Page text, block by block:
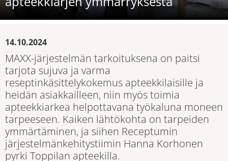
14.10.2024
MAXX-järjestelmän tarkoituksena on paitsi
tarjota sujuva ja varma
reseptinkäsittelykokemus apteekkilaisille ja
heidän asiakkailleen, niin myös toimia
apteekkiarkea helpottavana työkaluna moneen
tarpeeseen. Kaiken lähtökohta on tarpeiden
ymmärtäminen, ja siihen Receptumin
järjestelmänkehitystiimin Hanna Korhonen
pyrki Toppilan apteekilla.